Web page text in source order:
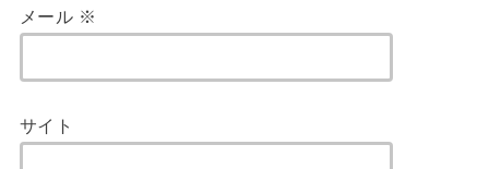
メール ※
サイト